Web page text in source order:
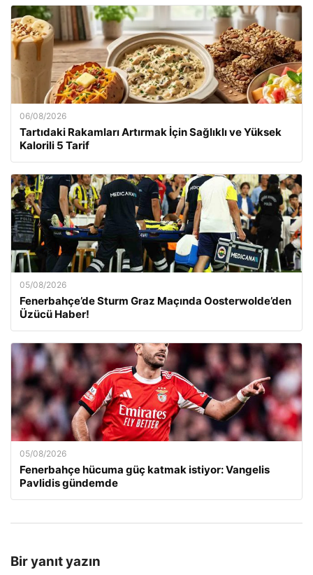
06/08/2026
Tartıdaki Rakamları Artırmak İçin Sağlıklı ve Yüksek
Kalorili 5 Tarif
05/08/2026
Fenerbahçe’de Sturm Graz Maçında Oosterwolde’den
Üzücü Haber!
05/08/2026
Fenerbahçe hücuma güç katmak istiyor: Vangelis
Pavlidis gündemde
Bir yanıt yazın